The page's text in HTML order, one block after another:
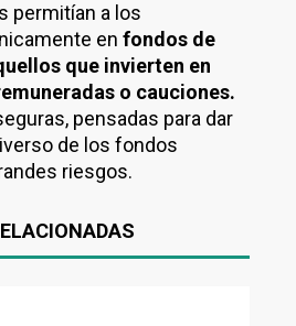
permitían a los
en fondos de
que invierten en
o cauciones.
pensadas para dar
de los fondos
riesgos.